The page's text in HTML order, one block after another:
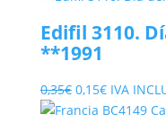
Edifil 3110.
**1991
0,35€ El
precio
0,15€El
precio
IVA